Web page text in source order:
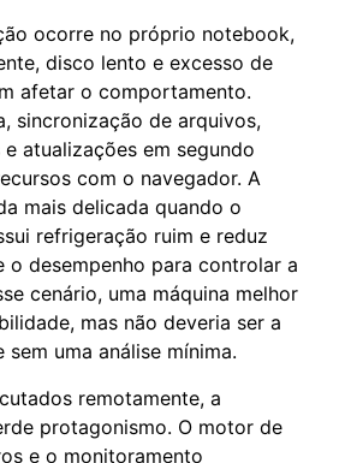
ocorre no próprio notebook,
disco lento e excesso de
afetar o comportamento.
sincronização de arquivos,
atualizações em segundo
com o navegador. A
mais delicada quando o
refrigeração ruim e reduz
o desempenho para controlar a
cenário, uma máquina melhor
mas não deveria ser a
uma análise mínima.
remotamente, a
protagonismo. O motor de
e o monitoramento